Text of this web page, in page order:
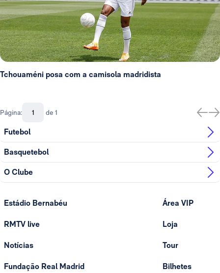
Tchouaméni posa com a camisola madridista
Página: de 1
Futebol
Basquetebol
O Clube
Estádio Bernabéu
RMTV live
Notícias
Fundação Real Madrid
Área VIP
Loja
Tour
Bilhetes